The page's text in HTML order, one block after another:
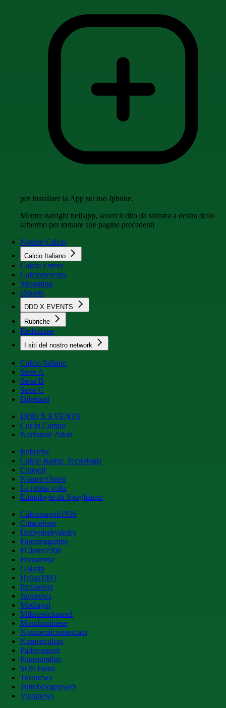
per installare la App sul tuo Iphone.
Mentre navighi nell'app, scorri il dito da sinistra a destra dello
schermo per tornare alle pagine precedenti
Notizie Calcio
Calcio Italiano
Calcio Estero
Calciomercato
Streaming
eSports
DDD X EVENTS
Rubriche
Redazione
I siti del nostro network
Calcio Italiano
Serie A
Serie B
Serie C
Dilettanti
DDD X EVENTS
Cur in Campo
Nazionale Attori
Rubriche
Calcio &amp; Tecnologia
Cinegol
Nomen Omen
La prima volta
Etimologie da Spogliatoio
Calcionapoli1926
Cittaceleste
Derbyderbyderby
Fantamagazine
FCInter1908
Forzaroma
Golssip
Hellas1903
Ilmilanista
Juvenews
Mediagol
Milanistichannel
Mondoudinese
Notiziecalciomercato
Numericalcio
Padovasport
Pianetamilan
SOS Fanta
Toronews
Tuttobolognaweb
Violanews